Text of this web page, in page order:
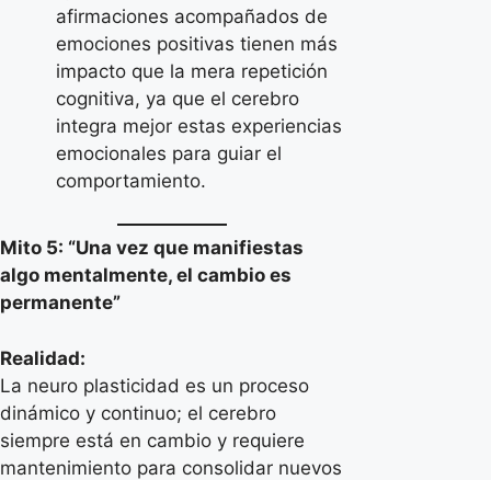
afirmaciones acompañados de
emociones positivas tienen más
impacto que la mera repetición
cognitiva, ya que el cerebro
integra mejor estas experiencias
emocionales para guiar el
comportamiento.
Mito 5: “Una vez que manifiestas
algo mentalmente, el cambio es
permanente”
Realidad:
La neuro plasticidad es un proceso
dinámico y continuo; el cerebro
siempre está en cambio y requiere
mantenimiento para consolidar nuevos